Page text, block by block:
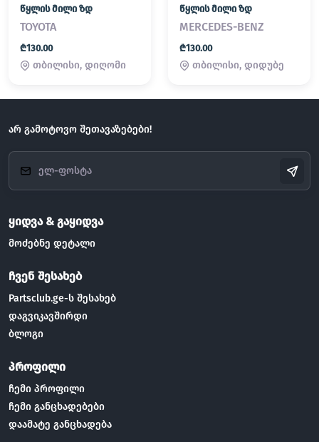
წყლის მილი ზდ
TOYOTA
₾130.00
თბილისი, დიღომი
წყლის მილი ზდ
MERCEDES-BENZ
₾130.00
თბილისი, დიდუბე
არ გამოტოვო შეთავაზებები!
ყიდვა & გაყიდვა
მოძებნე დეტალი
ჩვენ შესახებ
Partsclub.ge-ს შესახებ
დაგვიკავშირდი
ბლოგი
პროფილი
ჩემი პროფილი
ჩემი განცხადებები
დაამატე განცხადება